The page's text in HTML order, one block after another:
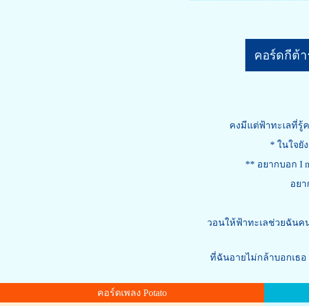
คอร์ดกีต้า
คงมีแต่ฟ้าทะเลที่รู้
* ในใจยังคิ
** อยากบอก I miss
อยากบอก I
อย
วอนให้ฟ้าทะเลช่วยฉันค
ที่ฉันอายไม่กล้าบอกเธ
คอร์ดเพลง Potato